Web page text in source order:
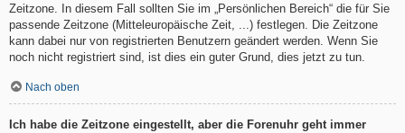
Zeitzone. In diesem Fall sollten Sie im „Persönlichen Bereich“ die für Sie
passende Zeitzone (Mitteleuropäische Zeit, ...) festlegen. Die Zeitzone
kann dabei nur von registrierten Benutzern geändert werden. Wenn Sie
noch nicht registriert sind, ist dies ein guter Grund, dies jetzt zu tun.
Nach oben
Ich habe die Zeitzone eingestellt, aber die Forenuhr geht immer